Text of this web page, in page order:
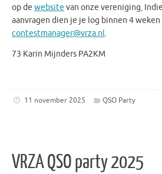
op de website van onze vereniging.
aanvragen dien je je log binnen 4
contestmanager@vrza.nl.
73 Karin Mijnders PA2KM
11 november 2025 QSO Party
VRZA QSO party 2025